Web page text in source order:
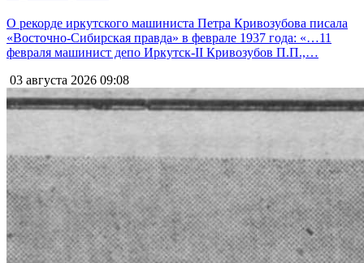
О рекорде иркутского машиниста Петра Кривозубова писала
«Восточно-Сибирская правда» в феврале 1937 года: «…11
февраля машинист депо Иркутск-II Кривозубов П.П.,…
03 августа 2026 09:08